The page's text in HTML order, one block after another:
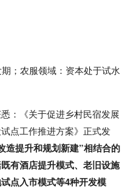
：《关于促进乡村民宿发展
点工作推进方案》正式发
造提升和规划新建”相结合的
有酒店提升模式、老旧设施
点入市模式等4种开发模